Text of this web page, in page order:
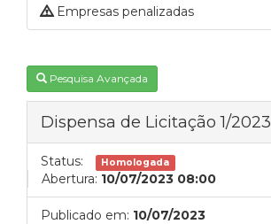
Empresas penalizadas
Pesquisa Avançada
Dispensa de Licitação 1/2023
Status: Homologada
Abertura: 10/07/2023 08:00
Publicado em: 10/07/2023